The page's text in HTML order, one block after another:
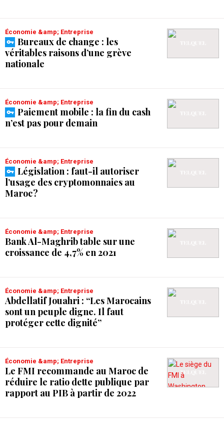
Économie &amp; Entreprise
Bureaux de change : les
véritables raisons d’une grève
nationale
Économie &amp; Entreprise
Paiement mobile : la fin du cash
n’est pas pour demain
Économie &amp; Entreprise
Législation : faut-il autoriser
l’usage des cryptomonnaies au
Maroc ?
Économie &amp; Entreprise
Bank Al-Maghrib table sur une
croissance de 4,7% en 2021
Économie &amp; Entreprise
Abdellatif Jouahri : “Les Marocains
sont un peuple digne. Il faut
protéger cette dignité”
Économie &amp; Entreprise
Le FMI recommande au Maroc de
réduire le ratio dette publique par
rapport au PIB à partir de 2022